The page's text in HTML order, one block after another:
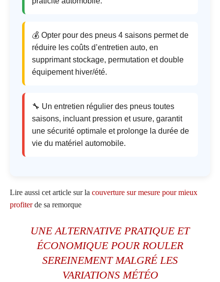
💰 Opter pour des pneus 4 saisons permet de
réduire les coûts d’entretien auto, en
supprimant stockage, permutation et double
équipement hiver/été.
🔧 Un entretien régulier des pneus toutes
saisons, incluant pression et usure, garantit
une sécurité optimale et prolonge la durée de
vie du matériel automobile.
Lire aussi cet article sur la couverture sur mesure pour mieux
profiterde sa remorque
UNE ALTERNATIVE PRATIQUE ET
ÉCONOMIQUE POUR ROULER
SEREINEMENT MALGRÉ LES
VARIATIONS MÉTÉO